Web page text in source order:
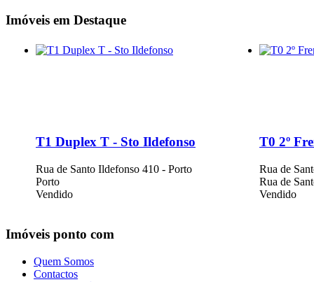
Imóveis em Destaque
T1 Duplex T - Sto Ildefonso
Rua de Santo Ildefonso 410 - Porto
Porto
Vendido
T0 2º
Rua de
Rua de
Vendido
Imóveis ponto com
Quem Somos
Contactos